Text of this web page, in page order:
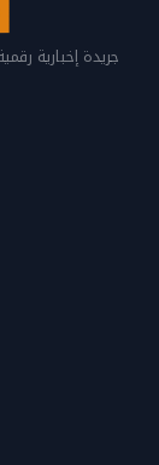
جريدة إخبارية